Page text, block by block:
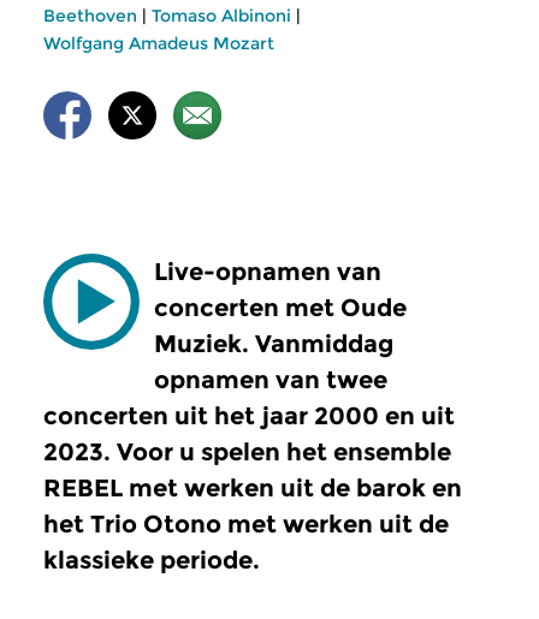
Beethoven | Tomaso Albinoni |
Wolfgang Amadeus Mozart
Live-opnamen van
concerten met Oude
Muziek. Vanmiddag
opnamen van twee
concerten uit het jaar 2000 en uit
2023. Voor u spelen het ensemble
REBEL met werken uit de barok en
het Trio Otono met werken uit de
klassieke periode.